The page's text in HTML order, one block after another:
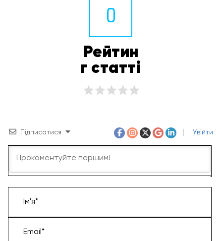
0
Рейтин
г статті
Підписатися Увійти
Ім'я*
Email*